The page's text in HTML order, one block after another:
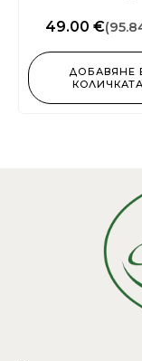
49.00 €
ДОБАВЯНЕ
КОЛИЧКАТА